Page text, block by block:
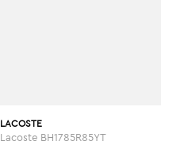
LACOSTE
Lacoste BH1785R85YT